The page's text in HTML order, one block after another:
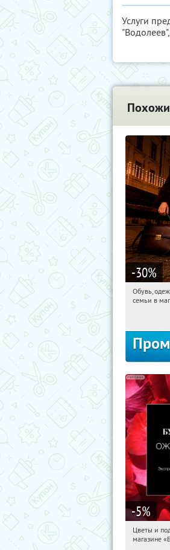
Услуги
"Водолеев",
-30%
Обувь,
семьи в
-5%
Цветы и
магазине